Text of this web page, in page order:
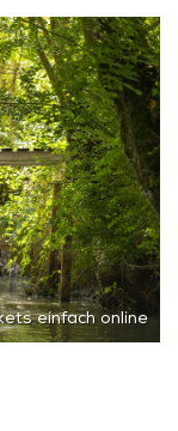
einfach online